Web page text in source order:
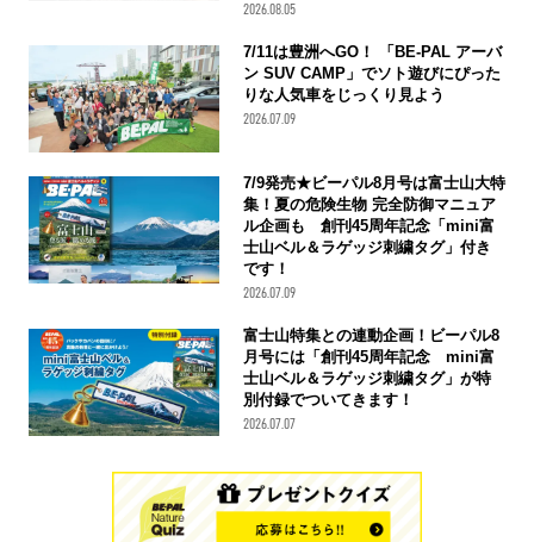
2026.08.05
7/11は豊洲へGO！ 「BE-PAL アーバ
ン SUV CAMP」でソト遊びにぴった
りな人気車をじっくり見よう
2026.07.09
7/9発売★ビーパル8月号は富士山大特
集！夏の危険生物 完全防御マニュア
ル企画も 創刊45周年記念「mini富
士山ベル＆ラゲッジ刺繍タグ」付き
です！
2026.07.09
富士山特集との連動企画！ビーパル8
月号には「創刊45周年記念 mini富
士山ベル＆ラゲッジ刺繍タグ」が特
別付録でついてきます！
2026.07.07